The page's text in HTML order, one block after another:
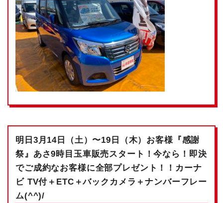
明日3月14日（土）〜19日（木）お客様『感謝
祭』あさ9時目玉車販売スタート！今なら！即決
でご成約なお客様に全部プレゼント！！カーナ
ビ TV付＋ETC＋バックカメラ＋ナンバーフレー
ム(^^)/